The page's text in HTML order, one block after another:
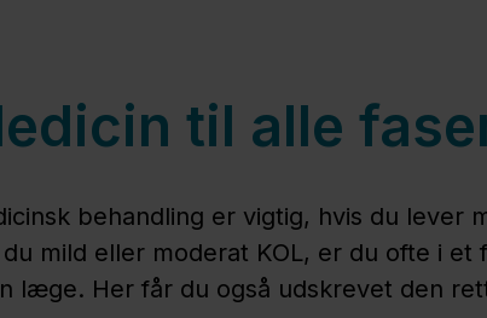
til alle
behandling er vigtig, hvis du lever
du mild eller moderat KOL, er du ofte i et
læge. Her får du også udskrevet den